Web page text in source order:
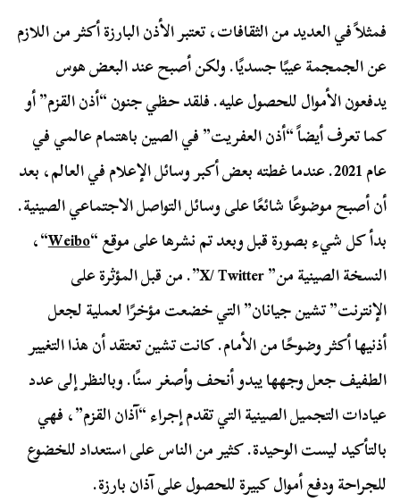
فمثلاً في العديد من الثقافات، تعتبر الأذن البارزة أكثر من اللازم
عن الجمجمة عيبًا جسديًا. ولكن أصبح عند البعض هوس
يدفعون الأموال للحصول عليه. فلقد حظي جنون “أذن القزم” أو
كما تعرف أيضاً “أذن العفريت” في الصين باهتمام عالمي في
عام 2021. عندما غطته بعض أكبر وسائل الإعلام في العالم، بعد
أن أصبح موضوعًا شائعًا على وسائل التواصل الاجتماعي الصينية.
بدأ كل شيء بصورة قبل وبعد تم نشرها على موقع “Weibo“،
النسخة الصينية من” X/ Twitter”. من قبل المؤثرة على
الإنترنت” تشين جيانان” التي خضعت مؤخرًا لعملية لجعل
أذنيها أكثر وضوحًا من الأمام. كانت تشين تعتقد أن هذا التغيير
الطفيف جعل وجهها يبدو أنحف وأصغر سنًا. وبالنظر إلى عدد
عيادات التجميل الصينية التي تقدم إجراء “آذان القزم”، فهي
بالتأكيد ليست الوحيدة. كثير من الناس على استعداد للخضوع
للجراحة ودفع أموال كبيرة للحصول على آذان بارزة.